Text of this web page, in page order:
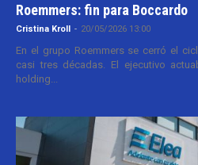
Roemmers: fin para Boccardo
Cristina Kroll - 20/05/2026 13:00
En el grupo Roemmers se cerró el
casi tres décadas. El ejecutivo
holding...